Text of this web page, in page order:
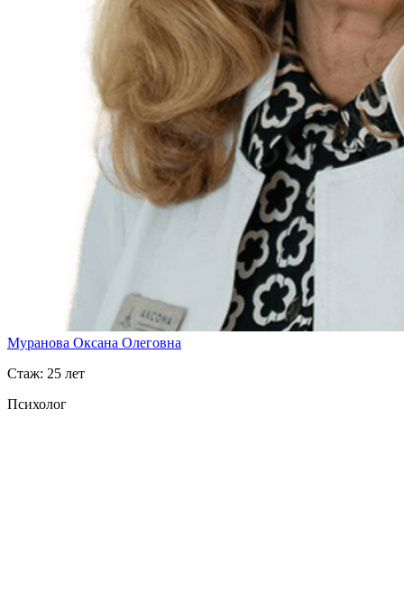
Муранова Оксана Олеговна
Стаж: 25 лет
Психолог